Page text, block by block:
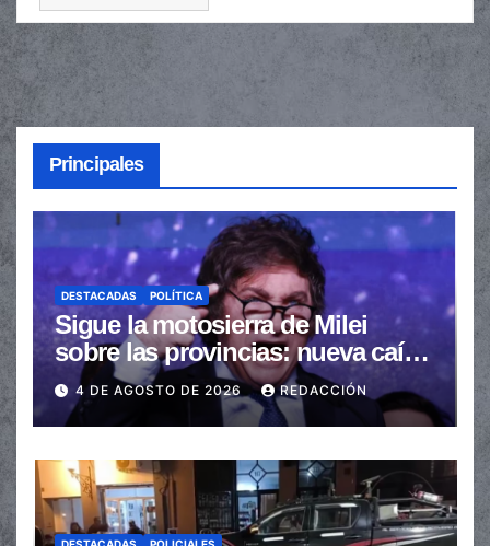
Principales
DESTACADAS POLÍTICA
Sigue la motosierra de Milei
sobre las provincias: nueva caída
de las transferencias no
automáticas
4 DE AGOSTO DE 2026 REDACCIÓN